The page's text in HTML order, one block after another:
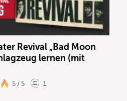
Revival „Bad Moon
lernen (mit
5 / 5 1